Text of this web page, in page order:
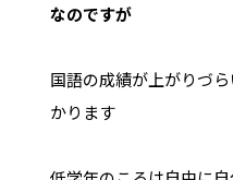
なのですが
国語の成績が上がりづ
かります